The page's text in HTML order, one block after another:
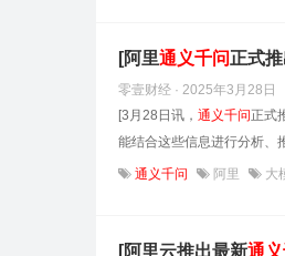
[阿里通义千问正式
零壹财经 · 2025年3月28日
[3月28日讯， 通义千问正式
能结合这些信息进行分析、
通义千问 阿里 大
[阿里云推出最新通义